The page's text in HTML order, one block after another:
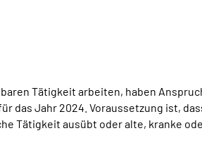
Tätigkeit arbeiten, haben
das Jahr 2024. Voraussetzung ist,
Tätigkeit ausübt oder alte, kranke